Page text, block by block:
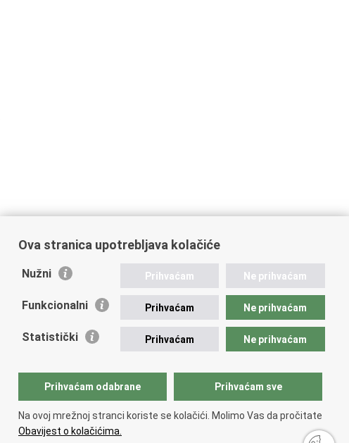
Ova stranica upotrebljava kolačiće
Nužni Prihvaćam Ne prihvaćam
Funkcionalni Prihvaćam Ne prihvaćam
Statistički Prihvaćam Ne prihvaćam
Prihvaćam odabrane Prihvaćam sve
Na ovoj mrežnoj stranci koriste se kolačići. Molimo Vas da pročitate
Obavijest o kolačićima.